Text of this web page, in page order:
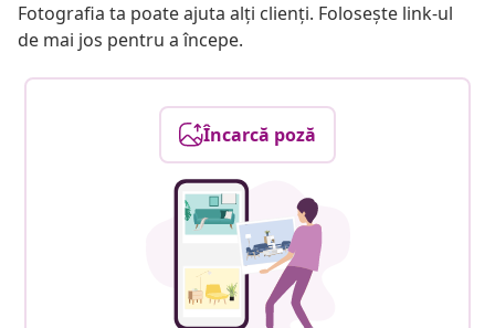
Fotografia ta poate ajuta alți clienți. Folosește link-ul
de mai jos pentru a începe.
Încarcă poză